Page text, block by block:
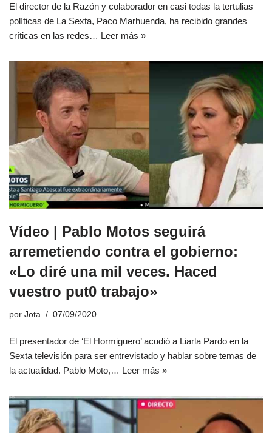
El director de la Razón y colaborador en casi todas la tertulias
políticas de La Sexta, Paco Marhuenda, ha recibido grandes
críticas en las redes… Leer más »
Vídeo | Pablo Motos seguirá
arremetiendo contra el gobierno:
«Lo diré una mil veces. Haced
vuestro put0 trabajo»
por Jota 07/09/2020
El presentador de ‘El Hormiguero’ acudió a Liarla Pardo en la
Sexta televisión para ser entrevistado y hablar sobre temas de
la actualidad. Pablo Moto,… Leer más »